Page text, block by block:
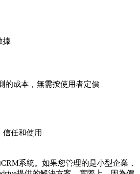
據
的成本，無需按使用者定價
信任和使用
系統。如果您管理的是小型企業，